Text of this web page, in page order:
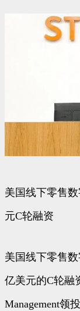
美国线下零售
元C轮融资
美国线下零售
亿美元的C轮融
Management领